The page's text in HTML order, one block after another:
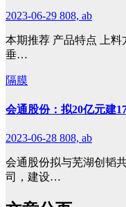
2023-06-29 808, ab
本期推荐 产品特点 上料
垂…
隔膜
会通股份：拟20亿元建
2023-06-28 808, ab
会通股份拟与芜湖创韬
司，建设…